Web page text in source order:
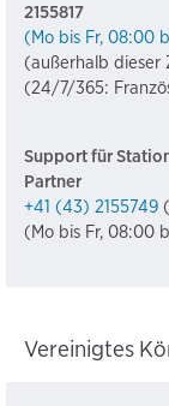
2155817
(Mo bis Fr, 08:00
(außerhalb dieser
(24/7/365:
Support für
Partner
+41 (43) 2155749
(Mo bis Fr, 08:00
Vereinigtes